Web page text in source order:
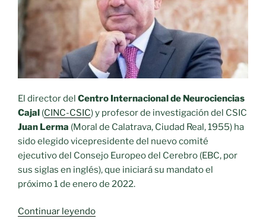
es
salud
cerebral»»
El director del Centro Internacional de Neurociencias
Cajal (CINC-CSIC) y profesor de investigación del CSIC
Juan Lerma (Moral de Calatrava, Ciudad Real, 1955) ha
sido elegido vicepresidente del nuevo comité
ejecutivo del Consejo Europeo del Cerebro (EBC, por
sus siglas en inglés), que iniciará su mandato el
próximo 1 de enero de 2022.
Continuar leyendo«El